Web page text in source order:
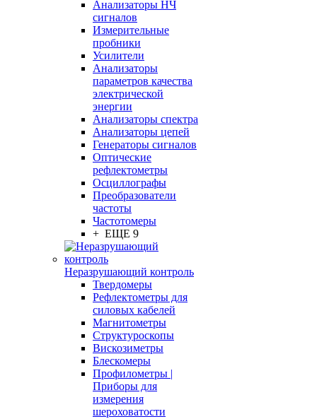
Анализаторы НЧ
сигналов
Измерительные
пробники
Усилители
Анализаторы
параметров качества
электрической
энергии
Анализаторы спектра
Анализаторы цепей
Генераторы сигналов
Оптические
рефлектометры
Осциллографы
Преобразователи
частоты
Частотомеры
+ ЕЩЕ 9
Неразрушающий контроль
Твердомеры
Рефлектометры для
силовых кабелей
Магнитометры
Структуроскопы
Вискозиметры
Блескомеры
Профилометры |
Приборы для
измерения
шероховатости